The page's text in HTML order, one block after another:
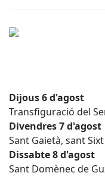
Dijous 6 d'agost
Transfiguració del
Divendres 7 d'agost
Sant Gaietà, sant
Dissabte 8 d'agost
Sant Domènec de